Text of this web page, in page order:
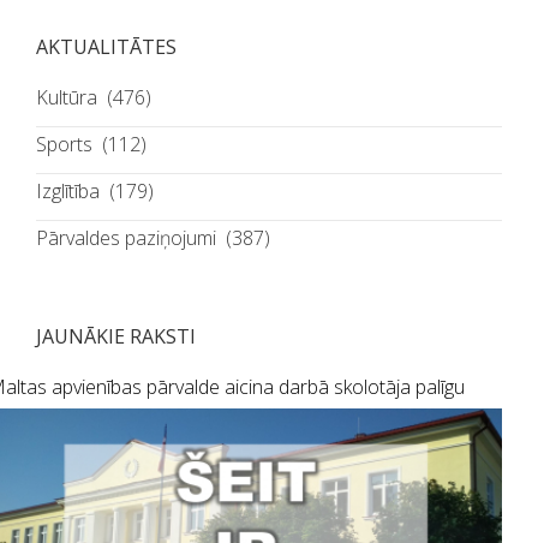
AKTUALITĀTES
Kultūra (476)
Sports (112)
Izglītība (179)
Pārvaldes paziņojumi (387)
JAUNĀKIE RAKSTI
apvienības pārvalde aicina darbā skolotāja palīgu